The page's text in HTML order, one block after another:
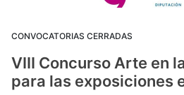
CONVOCATORIAS CERRADAS
VIII Concurso Arte en
para las exposiciones